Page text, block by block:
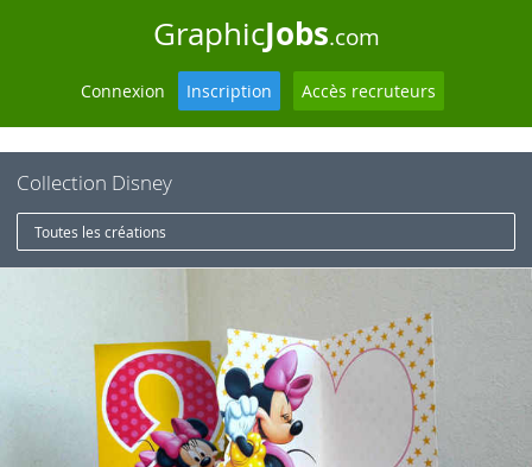
GraphicJobs.com
Connexion Inscription Accès recruteurs
Collection Disney
Toutes les créations